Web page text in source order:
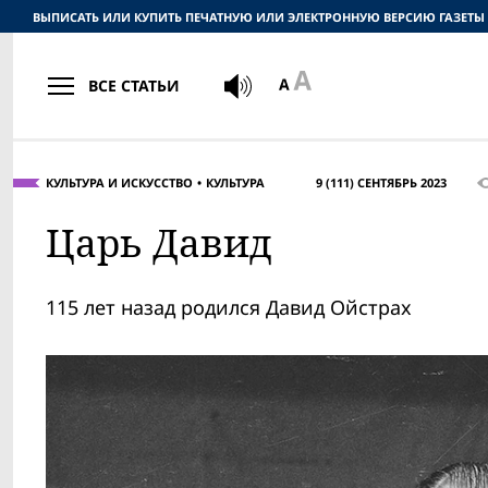
КУЛЬТУРА И ИСКУССТВО КУЛЬТУРА 9 (111) СЕНТЯБРЬ 2023
Царь Давид
115 лет назад родился Давид Ойстрах
ВЫПИСАТЬ ИЛИ КУПИТЬ ПЕЧАТНУЮ ИЛИ ЭЛЕКТРОННУЮ ВЕРСИЮ ГАЗЕТЫ
ВСЕ СТАТЬИ